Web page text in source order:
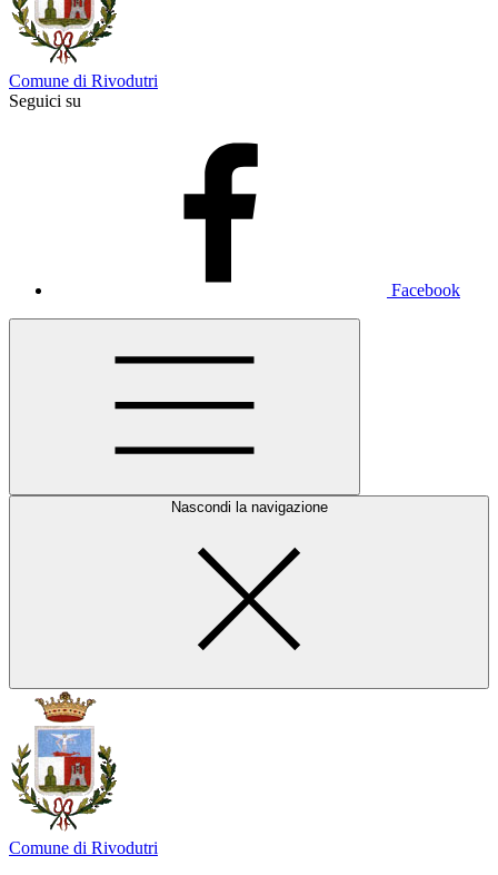
Comune di Rivodutri
Seguici su
Facebook
Nascondi la navigazione
Comune di Rivodutri